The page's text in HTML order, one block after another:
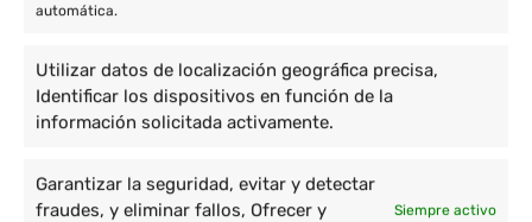
automática.
Utilizar datos de localización geográfica precisa,
Identificar los dispositivos en función de la
información solicitada activamente.
Garantizar la seguridad, evitar y detectar
fraudes, y eliminar fallos, Ofrecer y
Siempre activo